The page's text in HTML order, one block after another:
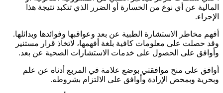
المالية عن أي نوع من الخسارة أو الضرر الذي تتكبد نتيجة هذا
الإجراء.
أفهم مخاطر الاستشارة الطبية عن بعد وعواقبها وفوائدها وبدائلها.
وقد حصلت على معلومات كافية بلغة أفهمها، لاتخاذ قرار مستنير
وأوافق على الحصول على خدمات الاستشارات الصحية عن بعد.
أوافق على منح موافقتي بوضع علامة في المربع أدناه عن علم
وبحرية وبمحض الإرادة وأوافق على الالتزام بشروطه.